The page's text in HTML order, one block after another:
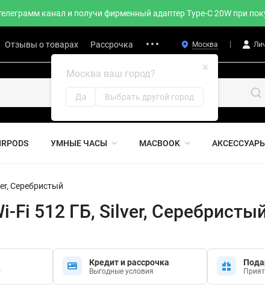
канал и получи фирменный адаптер Type-C 20W при
Отзывы о товарах Рассрочка Москва
✖
Москва ваш город?
Да Выбрать другой город
УМНЫЕ ЧАСЫ MACBOOK
Серебристый
Fi 512 ГБ, Silver,
Кредит и рассрочка
Выгодные условия